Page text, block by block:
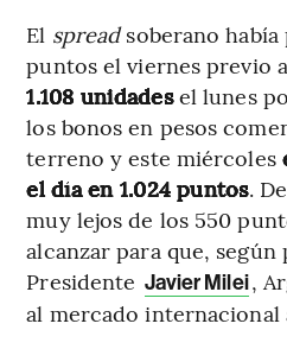
El spreadsoberano había
puntos el viernes previo
1.108 unidadesel lunes
los bonos en pesos
terreno y este miércoles
el día en 1.024 puntos.
muy lejos de los 550
alcanzar para que, según
Presidente Javier Milei,
al mercado